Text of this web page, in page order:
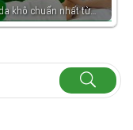
khô chuẩn nhất từ…